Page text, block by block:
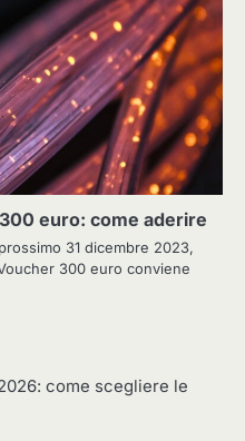
euro: come aderire
31 dicembre 2023,
300 euro conviene
come scegliere le